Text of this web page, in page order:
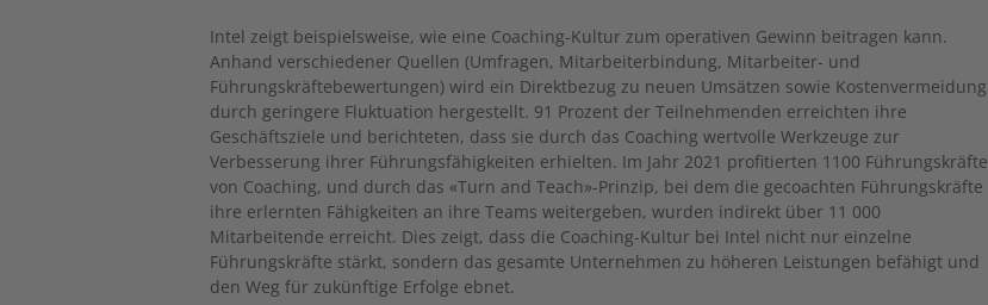
Intel zeigt beispielsweise, wie eine Coaching-Kultur zum operativen Gewinn beitragen kann.
Anhand verschiedener Quellen (Umfragen, Mitarbeiterbindung, Mitarbeiter- und
Führungskräftebewertungen) wird ein Direktbezug zu neuen Umsätzen sowie Kostenvermeidung
durch geringere Fluktuation hergestellt. 91 Prozent der Teilnehmenden erreichten ihre
Geschäftsziele und berichteten, dass sie durch das Coaching wertvolle Werkzeuge zur
Verbesserung ihrer Führungsfähigkeiten erhielten. Im Jahr 2021 profitierten 1100 Führungskräfte
von Coaching, und durch das «Turn and Teach»-Prinzip, bei dem die gecoachten Führungskräfte
ihre erlernten Fähigkeiten an ihre Teams weitergeben, wurden indirekt über 11 000
Mitarbeitende erreicht. Dies zeigt, dass die Coaching-Kultur bei Intel nicht nur einzelne
Führungskräfte stärkt, sondern das gesamte Unternehmen zu höheren Leistungen befähigt und
den Weg für zukünftige Erfolge ebnet.